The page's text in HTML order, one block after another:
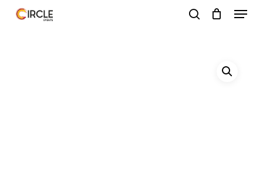
Zum
Hauptinhalt
Menü